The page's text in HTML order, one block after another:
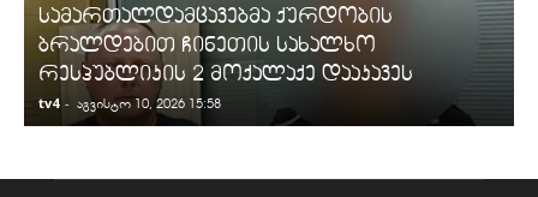
სამართალდამცავებმა ქურდობის
ბრალდებით ჩინეთის სახალხო
რესპუბლიკის 2 მოქალაქე დააკავეს
tv4 - აგვისტო 10, 2026 15:58